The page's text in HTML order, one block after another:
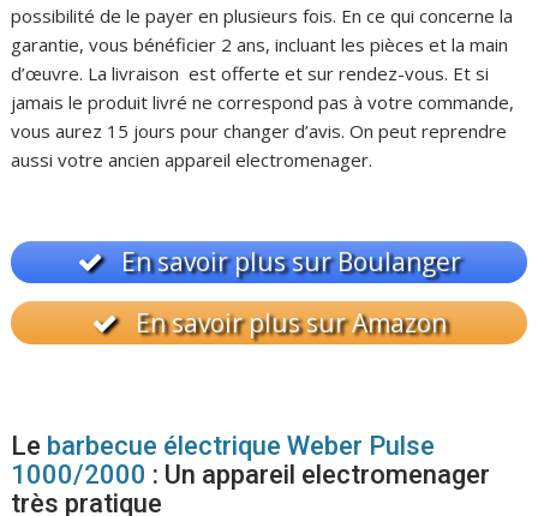
possibilité de le payer en plusieurs fois. En ce qui concerne la
garantie, vous bénéficier 2 ans, incluant les pièces et la main
d’œuvre. La livraison est offerte et sur rendez-vous. Et si
jamais le produit livré ne correspond pas à votre commande,
vous aurez 15 jours pour changer d’avis. On peut reprendre
aussi votre ancien appareil electromenager.
En savoir plus sur Boulanger
En savoir plus sur Amazon
Le barbecue électrique Weber Pulse
1000/2000 : Un appareil electromenager
très pratique